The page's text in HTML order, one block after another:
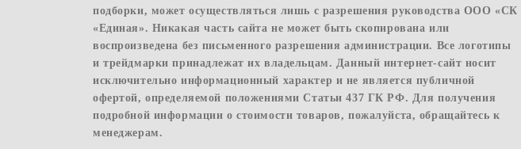
подборки, может осуществляться лишь с разрешения руководства ООО «СК
«Единая». Никакая часть сайта не может быть скопирована или
воспроизведена без письменного разрешения администрации. Все логотипы
и трейдмарки принадлежат их владельцам. Данный интернет-сайт носит
исключительно информационный характер и не является публичной
офертой, определяемой положениями Статьи 437 ГК РФ. Для получения
подробной информации о стоимости товаров, пожалуйста, обращайтесь к
менеджерам.